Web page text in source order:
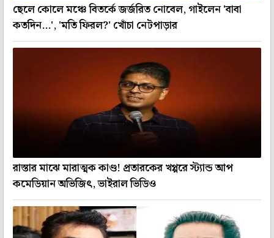
ছেলে কোলে মঞ্চে বিতর্কে জর্জরিত নোবেল, গাইলেন 'বাবা
কতদিন...', 'মতি ফিরল?' খোঁচা নেটপাড়ার
রাস্তার মাঝে মারাত্মক কাণ্ড! প্রতারকের খপ্পরে স্ট্যান্ড আপ
কমেডিয়ান অভিজিৎ, ভাইরাল ভিডিও